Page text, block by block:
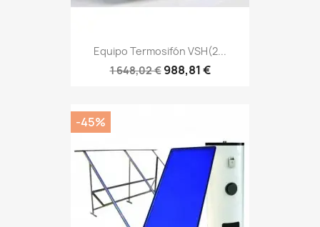
Equipo Termosifón VSH(2...
1 648,02 € 988,81 €
-45%